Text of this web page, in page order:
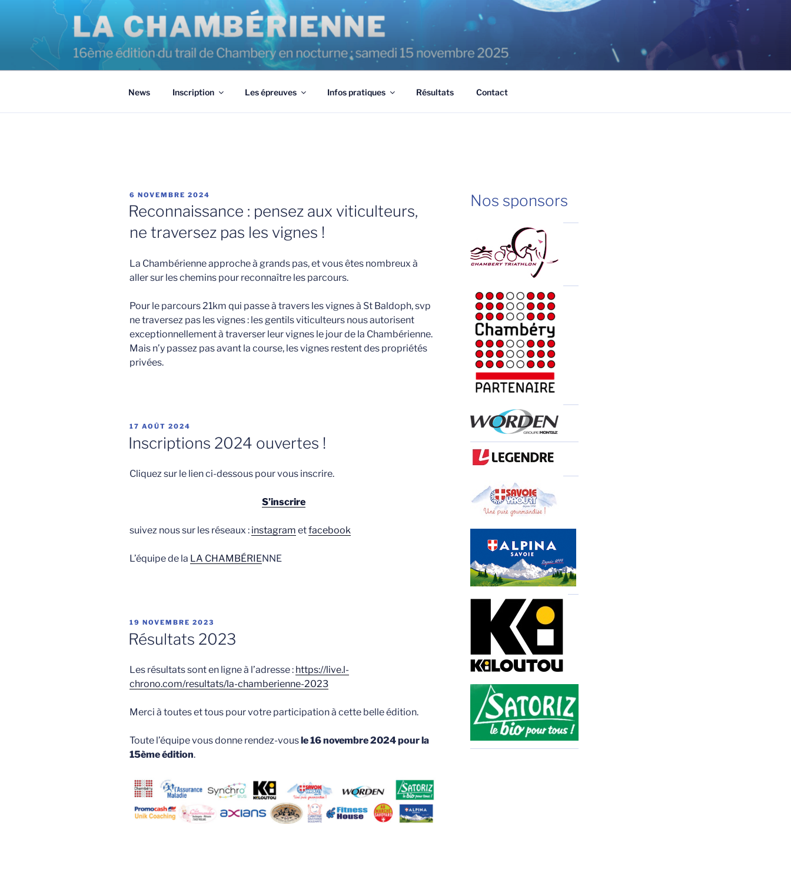
principal
News Inscription Les épreuves Infos pratiques Résultats Contact
PUBLIÉ
LE
6 NOVEMBRE 2024
Reconnaissance : pensez aux viticulteurs,
ne traversez pas les vignes !
La Chambérienne approche à grands pas, et vous êtes nombreux à
aller sur les chemins pour reconnaître les parcours.
Pour le parcours 21km qui passe à travers les vignes à St Baldoph, svp
ne traversez pas les vignes : les gentils viticulteurs nous autorisent
exceptionnellement à traverser leur vignes le jour de la Chambérienne.
Mais n’y passez pas avant la course, les vignes restent des propriétés
privées.
PUBLIÉ
17 AOÛT 2024
Inscriptions 2024 ouvertes !
Cliquez sur le lien ci-dessous pour vous inscrire.
S’inscrire
suivez nous sur les réseaux : instagram etfacebook
L’équipe de la LA CHAMBÉRIENNE
PUBLIÉ
LE
19 NOVEMBRE 2023
Résultats 2023
Les résultats sont en ligne à l’adresse : https://live.l-
chrono.com/resultats/la-chamberienne-2023
Merci à toutes et tous pour votre participation à cette belle édition.
Toute l’équipe vous donne rendez-vousle 16 novembre 2024 pour la
15ème édition.
Nos sponsors